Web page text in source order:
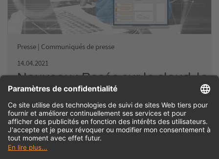
Presse | Communiqués de presse
14.04.2021
Nouveau : Basée sur le cloud, la
solution de base pour la gestion
des outils
TDM Systems lance TDM Cloud Essentials en avril 2021 – une
solution spécialement conçue pour les petites entreprises